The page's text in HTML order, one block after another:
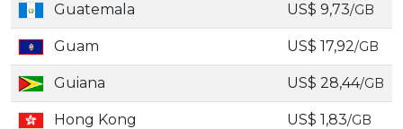
Guatemala US$ 9,73/GB
Guam US$ 17,92/GB
Guiana US$ 28,44/GB
Hong Kong US$ 1,83/GB